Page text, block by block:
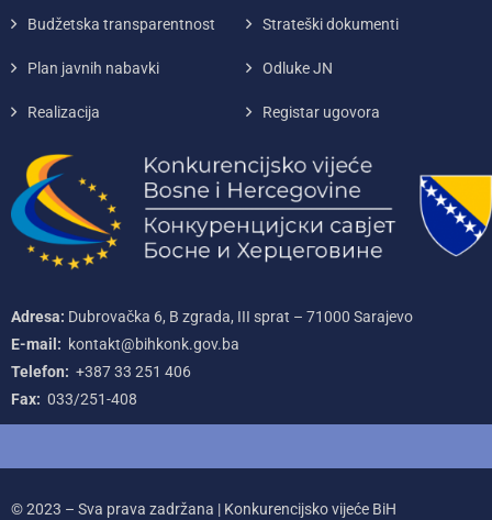
Budžetska transparentnost Strateški dokumenti
Plan javnih nabavki Odluke JN
Realizacija Registar ugovora
Adresa: Dubrovačka 6, B zgrada, III sprat – 71000‌ Sarajevo
E-mail: kontakt@bihkonk.gov.ba
Telefon: +387‌ 33‌ 251‌ 406
Fax: 033/251-408
© 2023 – Sva prava zadržana | Konkurencijsko vijeće BiH